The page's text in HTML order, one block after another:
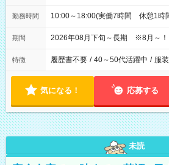
勤務時間 10:00～18:00(実働7時間 休憩1時
期間 2026年08月下旬～長期 ※8月～！
特徴 履歴書不要 / 40～50代活躍中 / 服
気になる！ 応募する
未読